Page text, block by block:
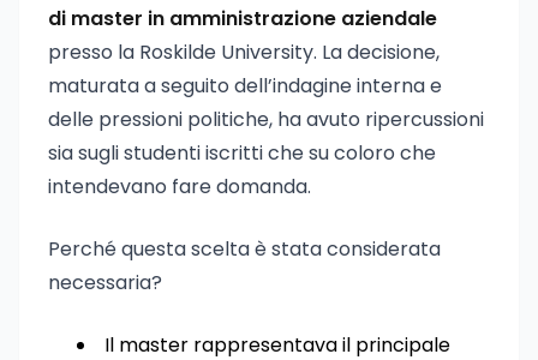
di master in amministrazione aziendale
presso la Roskilde University. La decisione,
maturata a seguito dell’indagine interna e
delle pressioni politiche, ha avuto ripercussioni
sia sugli studenti iscritti che su coloro che
intendevano fare domanda.
Perché questa scelta è stata considerata
necessaria?
Il master rappresentava il principale